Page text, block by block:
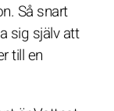
Så snart
sig själv att
till en